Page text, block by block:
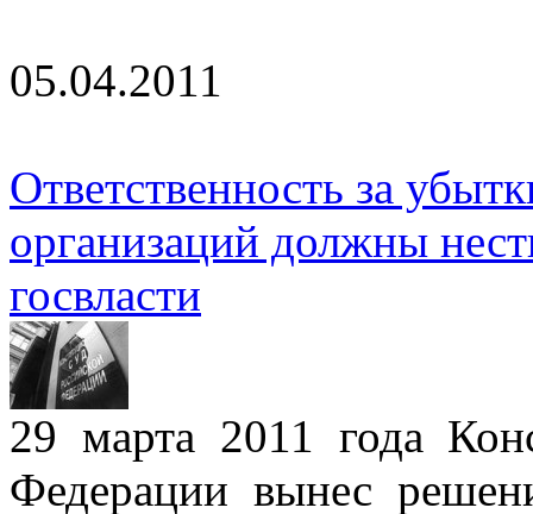
05.04.2011
Ответственность за
организаций должны
госвласти
29 марта 2011 года
Федерации вынес